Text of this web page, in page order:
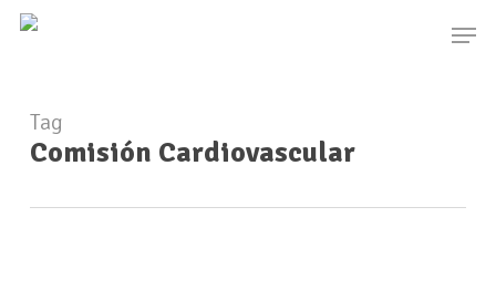
Skip
Tag
Comisión Cardiovascular